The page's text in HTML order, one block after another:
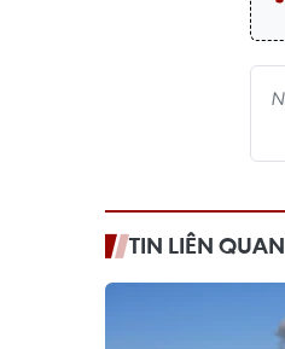
TIN LIÊN QUAN